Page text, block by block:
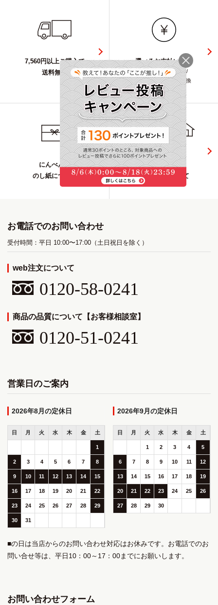
7,560円以上ご購入で
送料無料
選べるお支払い方法
クレジット/PayPay/
キャリア決済/代金引換
にんべんの
のし紙について
複数お届け先の
指定方法について
お電話でのお問い合わせ
受付時間：平日 10:00〜17:00（土日祝日を除く）
web注文について
0120-58-0241
商品の品質について【お客様相談室】
0120-51-0241
営業日のご案内
2026年8月
日 月 火 水 木 金 土
1
2 3 4 5 6 7 8
9 10 11 12 13 14 15
16 17 18 19 20 21 22
23 24 25 26 27 28 29
30 31
2026年9月
日 月 火 水 木 金 土
1 2 3 4 5
6 7 8 9 10 11 12
13 14 15 16 17 18 19
20 21 22 23 24 25 26
27 28 29 30
■の日は当店からのお問い合わせ対応はお休みです。お電話でのお
問い合せ等は、平日10：00～17：00までにお願いします。
お問い合わせフォーム